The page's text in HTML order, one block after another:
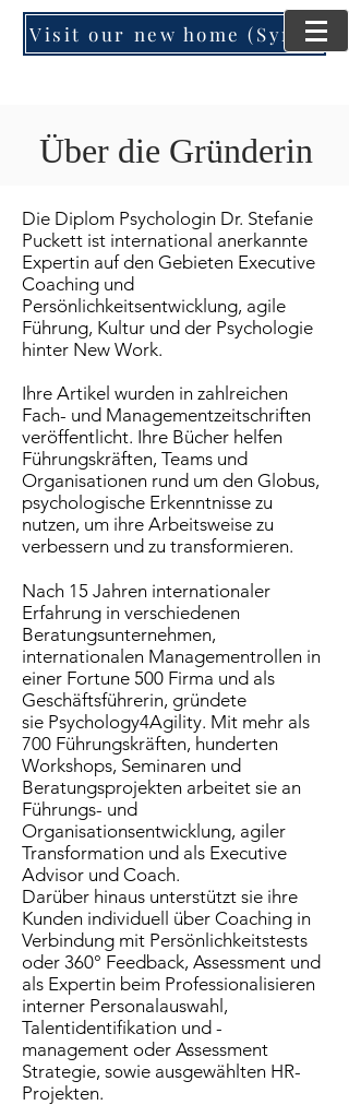
Visit our new home (SynergyMind Consulting)
Über die Gründerin
Die Diplom Psychologin Dr. Stefanie
Puckett ist international anerkannte
Expertin auf den Gebieten Executive
Coaching und
Persönlichkeitsentwicklung, agile
Führung, Kultur und der Psychologie
hinter New Work.
Ihre Artikel wurden in zahlreichen
Fach- und Managementzeitschriften
veröffentlicht. Ihre Bücher helfen
Führungskräften, Teams und
Organisationen rund um den Globus,
psychologische Erkenntnisse zu
nutzen, um ihre Arbeitsweise zu
verbessern und zu transformieren.
Nach 15 Jahren internationaler
Erfahrung in verschiedenen
Beratungsunternehmen,
internationalen Managementrollen in
einer Fortune 500 Firma und als
Geschäftsführerin, gründete
sie Psychology4Agility. Mit mehr als
700 Führungskräften, hunderten
Workshops, Seminaren und
Beratungsprojekten arbeitet sie an
Führungs- und
Organisationsentwicklung, agiler
Transformation und als Executive
Advisor und Coach.
Darüber hinaus unterstützt sie ihre
Kunden individuell über Coaching in
Verbindung mit Persönlichkeitstests
oder 360° Feedback, Assessment und
als Expertin beim Professionalisieren
interner Personalauswahl,
Talentidentifikation und -
management oder Assessment
Strategie, sowie ausgewählten HR-
Projekten.